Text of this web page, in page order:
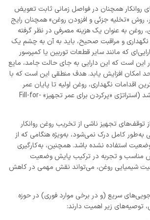
روانکار همچنان در فواصل زمانی ثابت تعویض
روش «تخلیه جزئی و افزودن روغن» همچنان رایج
روغن به عنوان یک هزینه مصرفی در نظر گرفته
و مراقبت صحیح، باید به آن به چشم یک
که مانند سایر قطعات توربین یا کمپرسور
این است که این دارایی به جای حالت جامد، مایع
امکان افزایش یابد. هدف منطقی این است که با
اقدامات نگهداری، روغن اولیه تا پایان عمر
تجهیز قابل نگهداری باشد (استراتژی «پرکردن برای عمر تجهیز» Fill-for-
توقف‌های تجهیز ناشی از تخریب روغن روانکار
کامل درک نمی‌شود، به‌ویژه هنگامی که از
استفاده نشده باشد. همچنین، به‌کارگیری
مناسب و تجربه در ترکیب پایش وضعیت
شیمیایی روغن، می‌تواند نقش مهمی در کاهش
سریع (و در برخی موارد فوری) در حوزه
توصیه‌های زیر اهمیت دارند: